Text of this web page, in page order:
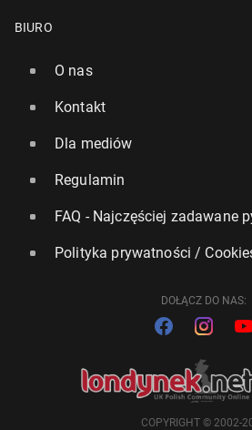
BIURO
O nas
Kontakt
Dla mediów
Regulamin
FAQ - Najczęściej zadawane
Polityka prywatności /
DOŁĄCZ DO NAS:
COPYRIGHT © 2002-